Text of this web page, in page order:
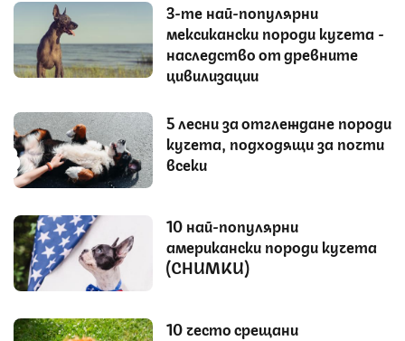
3-те най-популярни
мексикански породи кучета -
наследство от древните
цивилизации
5 лесни за отглеждане породи
кучета, подходящи за почти
всеки
10 най-популярни
американски породи кучета
(СНИМКИ)
10 често срещани